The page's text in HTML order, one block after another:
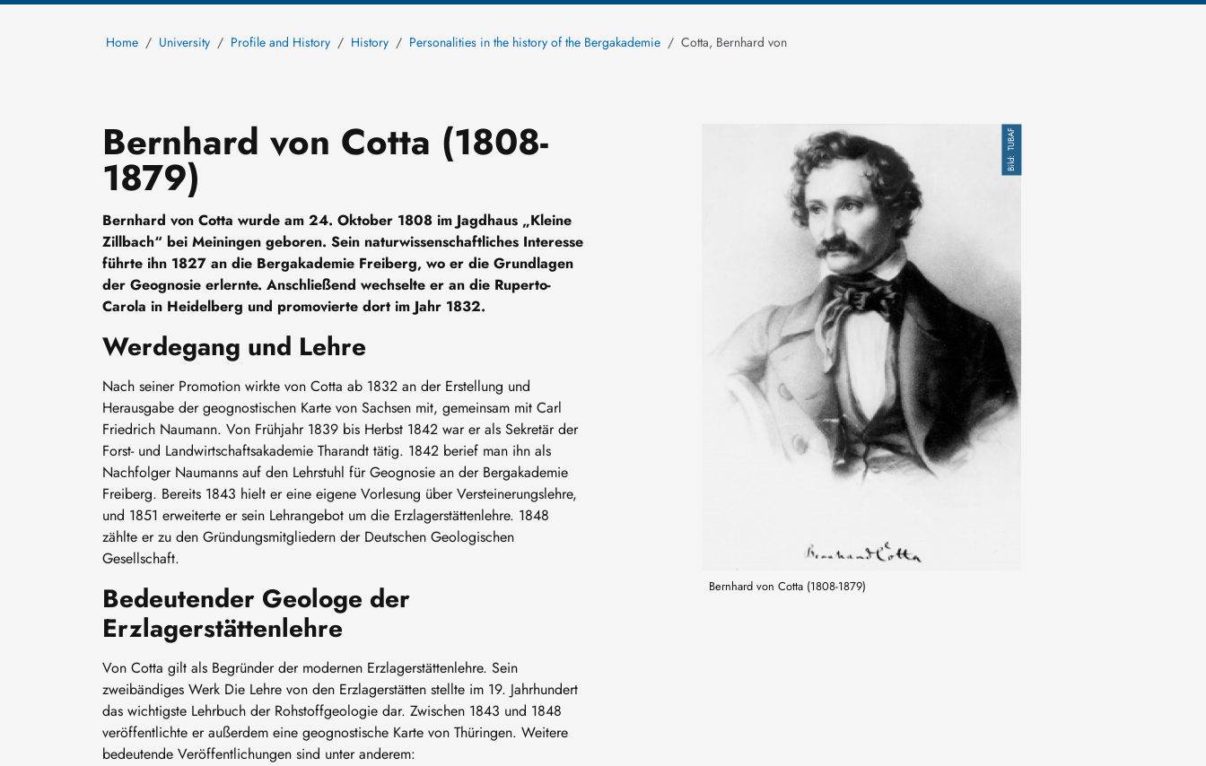
Home University Profile and History History Personalities in the history of the Bergakademie Cotta, Bernhard von
Bernhard von Cotta (1808-
1879)
Bernhard von Cotta wurde am 24. Oktober 1808 im Jagdhaus „Kleine
Zillbach“ bei Meiningen geboren. Sein naturwissenschaftliches Interesse
führte ihn 1827 an die Bergakademie Freiberg, wo er die Grundlagen
der Geognosie erlernte. Anschließend wechselte er an die Ruperto-
Carola in Heidelberg und promovierte dort im Jahr 1832.
Werdegang und Lehre
Nach seiner Promotion wirkte von Cotta ab 1832 an der Erstellung und
Herausgabe der geognostischen Karte von Sachsen mit, gemeinsam mit Carl
Friedrich Naumann. Von Frühjahr 1839 bis Herbst 1842 war er als Sekretär der
Forst- und Landwirtschaftsakademie Tharandt tätig. 1842 berief man ihn als
Nachfolger Naumanns auf den Lehrstuhl für Geognosie an der Bergakademie
Freiberg. Bereits 1843 hielt er eine eigene Vorlesung über Versteinerungslehre,
und 1851 erweiterte er sein Lehrangebot um die Erzlagerstättenlehre. 1848
zählte er zu den Gründungsmitgliedern der Deutschen Geologischen
Gesellschaft.
Bedeutender Geologe der
Erzlagerstättenlehre
Von Cotta gilt als Begründer der modernen Erzlagerstättenlehre. Sein
zweibändiges Werk Die Lehre von den Erzlagerstätten stellte im 19. Jahrhundert
das wichtigste Lehrbuch der Rohstoffgeologie dar. Zwischen 1843 und 1848
veröffentlichte er außerdem eine geognostische Karte von Thüringen. Weitere
bedeutende Veröffentlichungen sind unter anderem:
TUBAF
Bernhard von Cotta (1808-1879)